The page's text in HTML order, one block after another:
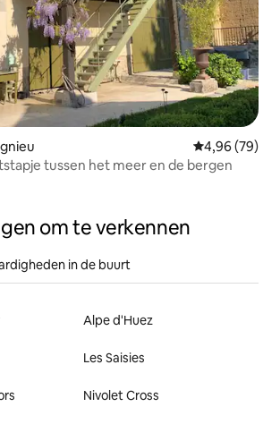
Gemiddelde
4,96 (79)
tussen het meer en de bergen
om te verkennen
in de buurt
Alpe d'Huez
Les Saisies
Nivolet Cross